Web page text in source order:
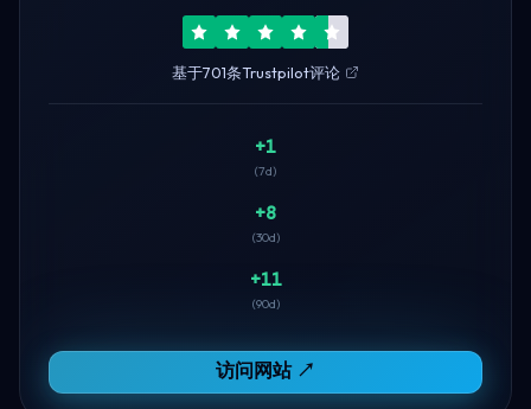
基于701条Trustpilot评论
+1
(7d)
+8
(30d)
+11
(90d)
访问网站 ↗